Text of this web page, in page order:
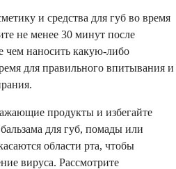
и средства для губ во время
не менее 30 минут после
чем наносить какую-либо
для правильного впитывания и
продукты и избегайте
для губ, помады или
области рта, чтобы
вируса. Рассмотрите